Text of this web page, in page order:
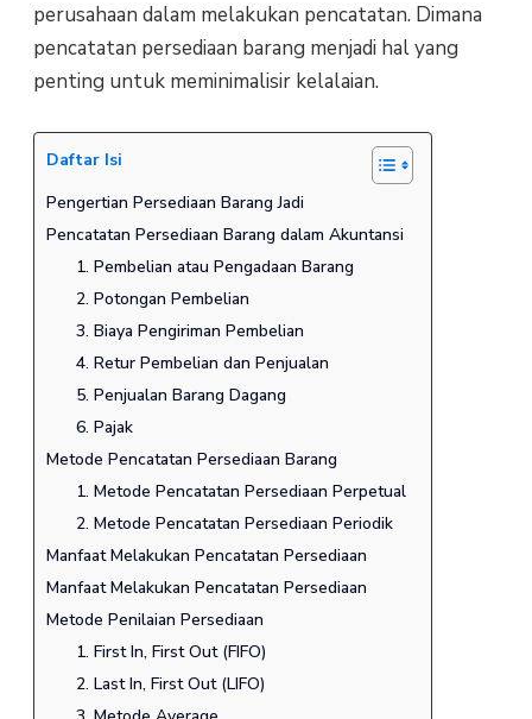
perusahaan dalam melakukan pencatatan. Dimana
pencatatan persediaan barang menjadi hal yang
penting untuk meminimalisir kelalaian.
Daftar Isi
Pengertian Persediaan Barang Jadi
Pencatatan Persediaan Barang dalam Akuntansi
1. Pembelian atau Pengadaan Barang
2. Potongan Pembelian
3. Biaya Pengiriman Pembelian
4. Retur Pembelian dan Penjualan
5. Penjualan Barang Dagang
6. Pajak
Metode Pencatatan Persediaan Barang
1. Metode Pencatatan Persediaan Perpetual
2. Metode Pencatatan Persediaan Periodik
Manfaat Melakukan Pencatatan Persediaan
Manfaat Melakukan Pencatatan Persediaan
Metode Penilaian Persediaan
1. First In, First Out (FIFO)
2. Last In, First Out (LIFO)